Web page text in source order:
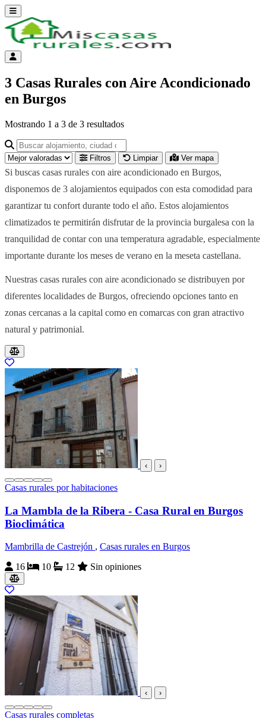
Abrir menú
Menú de cuenta
3 Casas Rurales con Aire Acondicionado
en Burgos
Mostrando 1 a 3 de 3 resultados
Buscar alojamiento, ciudad o provincia para ir a su página
Filtros Limpiar Ver mapa
Si buscas casas rurales con aire acondicionado en Burgos,
disponemos de 3 alojamientos equipados con esta comodidad para
garantizar tu confort durante todo el año. Estos alojamientos
climatizados te permitirán disfrutar de la provincia burgalesa con la
tranquilidad de contar con una temperatura agradable, especialmente
importante durante los meses de verano en la meseta castellana.
Nuestras casas rurales con aire acondicionado se distribuyen por
diferentes localidades de Burgos, ofreciendo opciones tanto en
zonas cercanas a la capital como en comarcas con gran atractivo
natural y patrimonial.
Resultados del listado
‹ ›
Casas rurales por habitaciones
La Mambla de la Ribera - Casa Rural en Burgos
Bioclimática
Mambrilla de Castrejón , Casas rurales en Burgos
16
10 12 Sin opiniones
‹ ›
Casas rurales completas